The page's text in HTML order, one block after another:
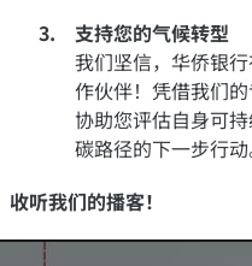
支持您的气候转型
我们坚信，华侨银
作伙伴！凭借我们
协助您评估自身可
碳路径的下一步行动
收听我们的播客！